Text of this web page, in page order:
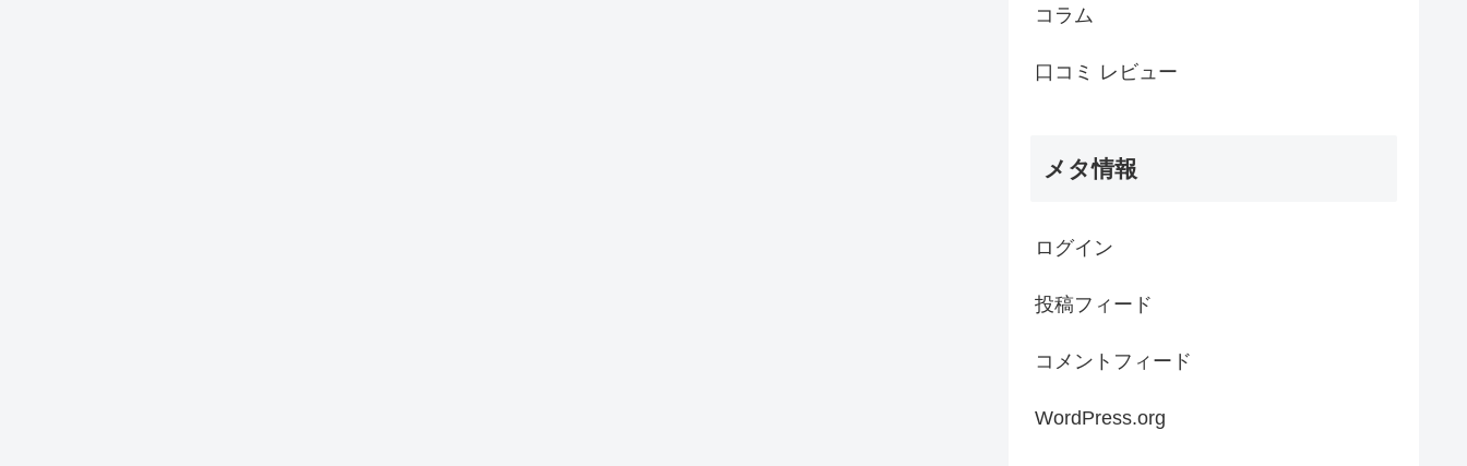
コラム
口コミ レビュー
メタ情報
ログイン
投稿フィード
コメントフィード
WordPress.org